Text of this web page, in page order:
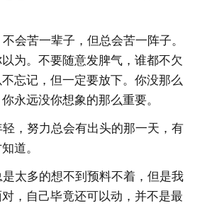
会苦一辈子，但总会苦一阵子。
为。不要随意发脾气，谁都不欠
忘记，但一定要放下。你没那么
永远没你想象的那么重要。
，努力总会有出头的那一天，有
道。
太多的想不到预料不着，但是我
，自己毕竟还可以动，并不是最